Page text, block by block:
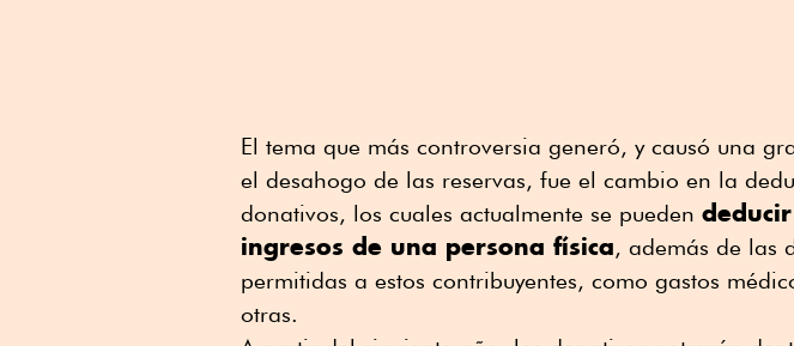
El tema que más controversia generó, y causó una
el desahogo de las reservas, fue el cambio en la
donativos, los cuales actualmente se pueden
ingresos de una persona física, además de las
permitidas a estos contribuyentes, como gastos
otras.